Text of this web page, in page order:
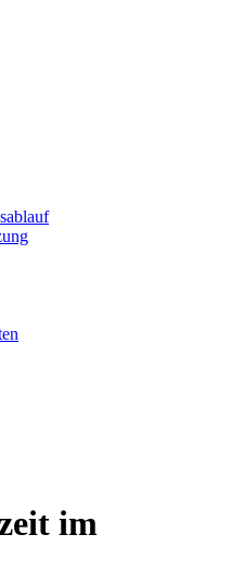
Blumau
im